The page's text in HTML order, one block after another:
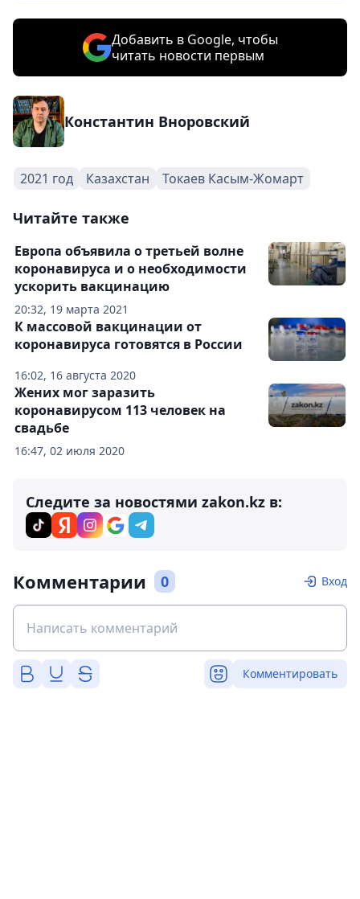
Добавить в Google, чтобы
читать новости первым
Константин Вноровский
2021 год Казахстан Токаев Касым-Жомарт
Читайте также
20:32, 19 марта 2021
Европа объявила о третьей волне
коронавируса и о необходимости
ускорить вакцинацию
16:02, 16 августа 2020
К массовой вакцинации от
коронавируса готовятся в России
16:47, 02 июля 2020
Жених мог заразить
коронавирусом 113 человек на
свадьбе
Следите за новостями zakon.kz в:
Комментарии 0 Вход
Комментировать